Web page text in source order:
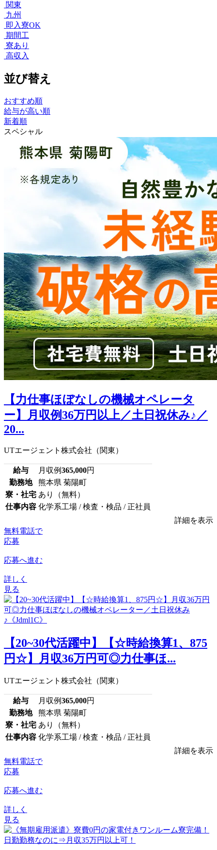
関東
九州
即入寮OK
期間工
寮あり
高収入
並び替え
おすすめ順
給与が高い順
新着順
スペシャル
【力仕事ほぼなしの機械オペレータ
ー】月収例36万円以上／土日祝休み♪／
20...
UTエージェント株式会社（関東）
給与 月収例365,000円
勤務地
熊本県 菊陽町
寮・社宅 あり（無料）
仕事内容 化学系工場 / 検査・検品 / 正社員
詳細を表示
無料電話で
応募
応募へ進む
詳しく
見る
【20~30代活躍中】【☆時給換算1、875
円☆】月収36万円可◎力仕事ほ...
UTエージェント株式会社（関東）
給与 月収例365,000円
勤務地
熊本県 菊陽町
寮・社宅 あり（無料）
仕事内容 化学系工場 / 検査・検品 / 正社員
詳細を表示
無料電話で
応募
応募へ進む
詳しく
見る